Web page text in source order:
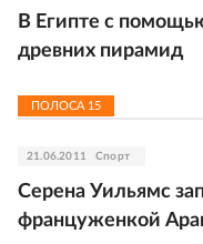
В Египте с
древних пирамид
ПОЛОСА 15
21.06.2011 Спорт
Серена Уильямс
француженкой